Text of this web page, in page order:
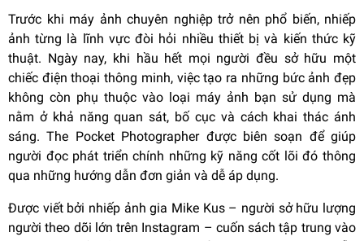
Trước khi máy ảnh chuyên nghiệp trở nên phổ biến, nhiếp
ảnh từng là lĩnh vực đòi hỏi nhiều thiết bị và kiến thức kỹ
thuật. Ngày nay, khi hầu hết mọi người đều sở hữu một
chiếc điện thoại thông minh, việc tạo ra những bức ảnh đẹp
không còn phụ thuộc vào loại máy ảnh bạn sử dụng mà
nằm ở khả năng quan sát, bố cục và cách khai thác ánh
sáng. The Pocket Photographer được biên soạn để giúp
người đọc phát triển chính những kỹ năng cốt lõi đó thông
qua những hướng dẫn đơn giản và dễ áp dụng.
Được viết bởi nhiếp ảnh gia Mike Kus – người sở hữu lượng
người theo dõi lớn trên Instagram – cuốn sách tập trung vào